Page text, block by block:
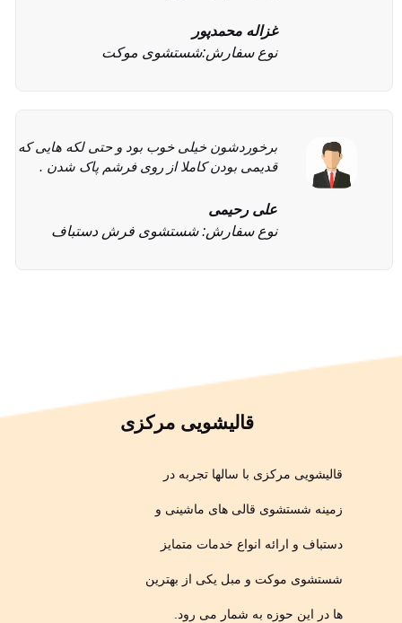
سینا ملاحی
ترمیم و رفو
من از چند جا قیمت گرفتم و قیمت قالیشویی
مرکزی از همه جا مناسب تر بود.
مریم داوری
نوع سفارش: شستشوی مبل
قالیشویی مرکزی
قالیشویی مرکزی با سالها تجربه در
زمینه شستشوی قالی های ماشینی و
دستباف و ارائه انواع خدمات متمایز
شستشوی موکت و مبل یکی از بهترین
ها در این حوزه به شمار می رود.